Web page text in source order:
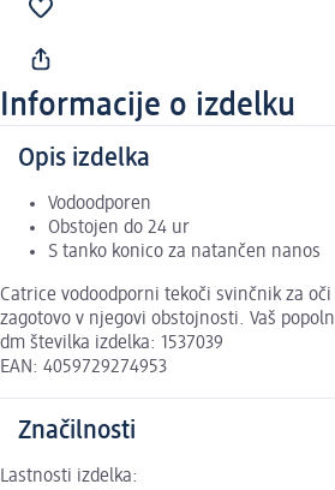
Informacije o izdelku
Opis izdelka
Vodoodporen
Obstojen do 24 ur
S tanko konico za natančen nanos
Catrice vodoodporni tekoči svinčnik za
zagotovo v njegovi obstojnosti. Vaš
dm številka izdelka: 1537039
EAN: 4059729274953
Značilnosti
Lastnosti izdelka: